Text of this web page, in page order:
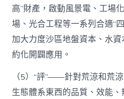
高”財產，啟動風景電、工場
場、光合工程等一系列合適“
加大力度沙區地盤資本、水
約化開闢應用。
（5）“評”——針對荒涼和荒
生態體系東西的品質、效能